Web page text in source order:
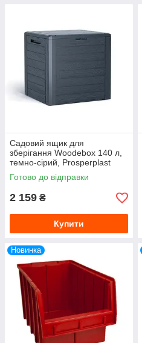
Садовий ящик для
зберігання Woodebox 140 л,
темно-сірий, Prosperplast
Готово до відправки
2 159 ₴
Купити
Новинка